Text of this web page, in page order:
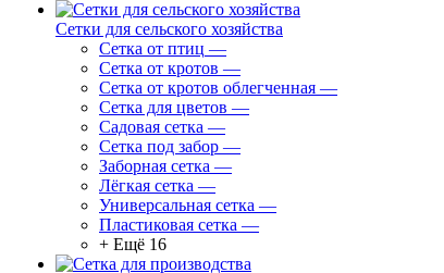
Сетки для сельского хозяйства
Сетка от птиц —
Сетка от кротов —
Сетка от кротов облегченная —
Сетка для цветов —
Садовая сетка —
Сетка под забор —
Заборная сетка —
Лёгкая сетка —
Универсальная сетка —
Пластиковая сетка —
+ Ещё 16